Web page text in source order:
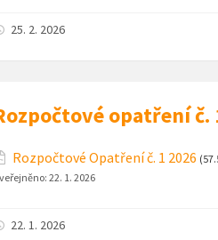
25. 2. 2026
opatření č.
Rozpočtové Opatření č. 1 2026
22. 1. 2026
22. 1. 2026